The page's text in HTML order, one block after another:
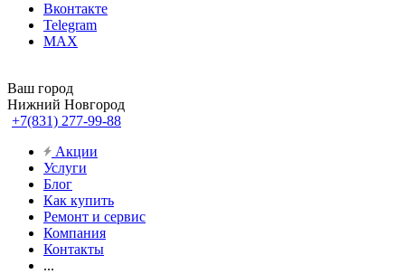
Вконтакте
Telegram
MAX
Ваш город
Нижний Новгород
+7(831) 277-99-88
Акции
Услуги
Блог
Как купить
Ремонт и сервис
Компания
Контакты
...